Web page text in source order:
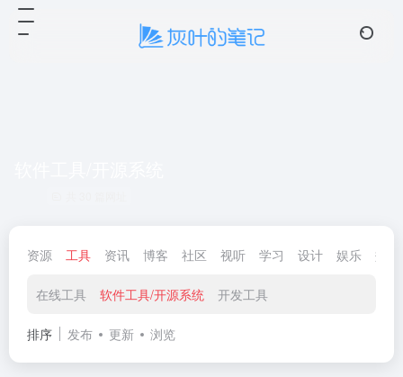
资源 工具 资讯 博客 社区 视听 学习 设计 娱乐 效率
在线工具 软件工具/开源系统 开发工具
排序 发布 更新 浏览